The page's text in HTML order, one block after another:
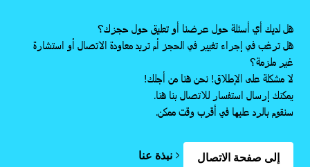
هل لديك أي أسئلة حول عرضنا أو تعليق حول حجزك؟
هل ترغب في إجراء تغيير في الحجز أم تريد معاودة الاتصال أو استشارة
غير ملزمة؟
لا مشكلة على الإطلاق! نحن هنا من أجلك!
يمكنك إرسال استفسار للاتصال بنا هنا.
سنقوم بالرد عليها في أقرب وقت ممكن.
إلى صفحة الاتصال نبذة عنا